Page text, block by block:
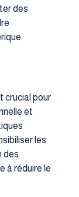
des
crucial pour
et
les
des
à réduire le